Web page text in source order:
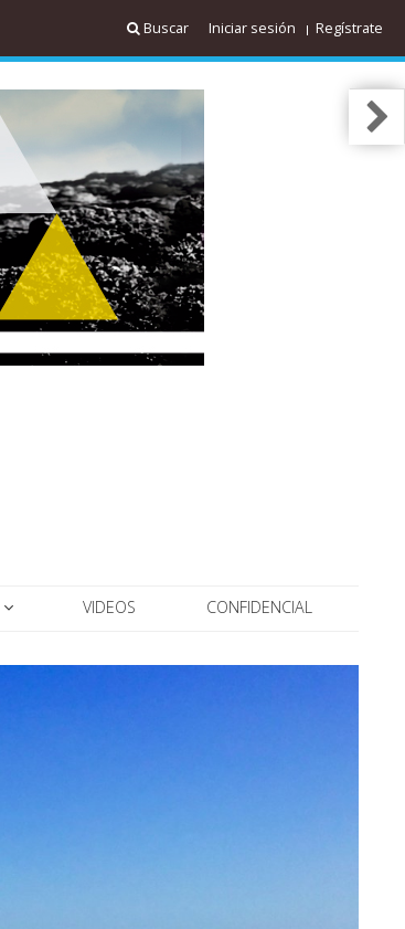
Buscar Iniciar sesión Regístrate
VIDEOS CONFIDENCIAL